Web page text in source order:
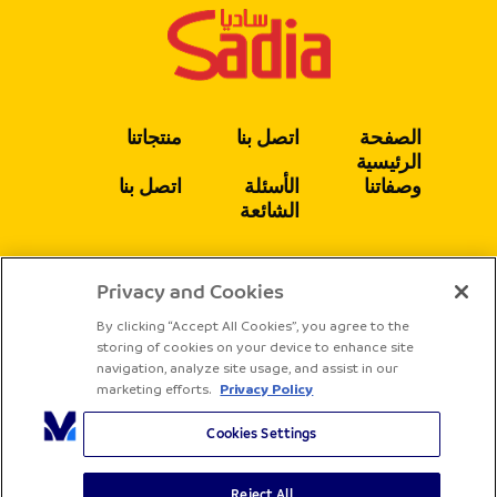
الصفحة
الرئيسية
وصفاتنا
اتصل بنا
الأسئلة
الشائعة
منتجاتنا
اتصل بنا
يتبع
Privacy and Cookies
By clicking “Accept All Cookies”, you agree to the
storing of cookies on your device to enhance site
navigation, analyze site usage, and assist in our
marketing efforts. Privacy Policy
Cookies Settings